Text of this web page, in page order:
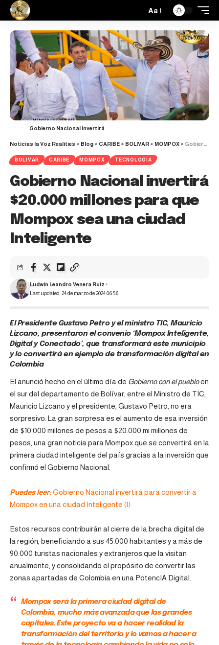
Aa
Gobierno Nacional invertirá
Noticias la Voz Realities > Blog > CARIBE > BOLIVAR > MOMPOX > Gobierno Nacional invertirá $20.000 millones para que Mompox sea una ciudad Inteligente
BOLIVAR CARIBE MOMPOX TECNOLOGÍA
Gobierno Nacional invertirá
$20.000 millones para que
Mompox sea una ciudad
Inteligente
Last updated: 24 de marzo de 2024 06:56
Ludwin Leandro Venera Ruiz
El Presidente Gustavo Petro y el ministro TIC, Mauricio
Lizcano, presentaron el convenio ‘Mompox Inteligente,
Digital y Conectado’, que transformará este municipio
y lo convertirá en ejemplo de transformación digital en
Colombia
El anunció hecho en el último día de Gobierno con el puebloen
el sur del departamento de Bolívar, entre el Ministro de TIC,
Mauricio Lizcano y el presidente, Gustavo Petro, no era
sorpresivo. La gran sorpresa es el aumento de esa inversión
de $10.000 millones de pesos a $20.000 mi millones de
pesos, una gran noticia para Mompox que se convertirá en la
primera ciudad inteligente del país gracias a la inversión que
confirmó el Gobierno Nacional.
Puedes leer:Gobierno Nacional invertirá para convertir a
Mompox en una ciudad Inteligente (I)
Estos recursos contribuirán al cierre de la brecha digital de
la región, beneficiando a sus 45.000 habitantes y a más de
90.000 turistas nacionales y extranjeros que la visitan
anualmente, y consolidando el propósito de convertir las
zonas apartadas de Colombia en una PotencIA Digital.
Mompox será la primera ciudad digital de
Colombia, mucho más avanzada que las grandes
capitales. Este proyecto va a hacer realidad la
transformación del territorio y lo vamos a hacer a